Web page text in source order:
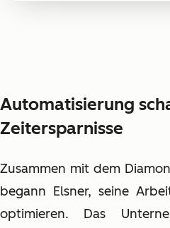
Automatisierung
Zeitersparnisse
Zusammen mit dem
begann Elsner, seine
optimieren. Das